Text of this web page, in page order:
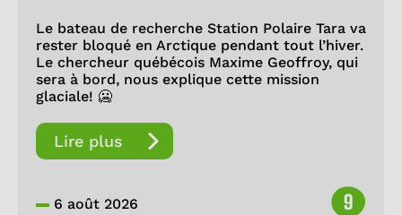
Le bateau de recherche Station Polaire Tara va
rester bloqué en Arctique pendant tout l’hiver.
Le chercheur québécois Maxime Geoffroy, qui
sera à bord, nous explique cette mission
glaciale! 🥶
Lire plus
6 août 2026 9